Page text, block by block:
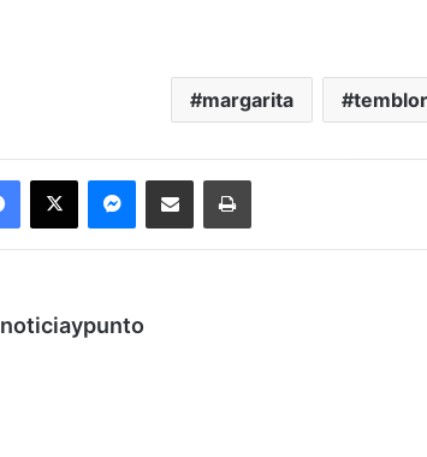
margarita temblor
Facebook
X MessengerCompartir por correo electrónicoImprimir
noticiaypunto